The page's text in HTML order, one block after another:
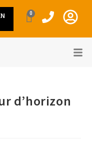
0
d’horizon